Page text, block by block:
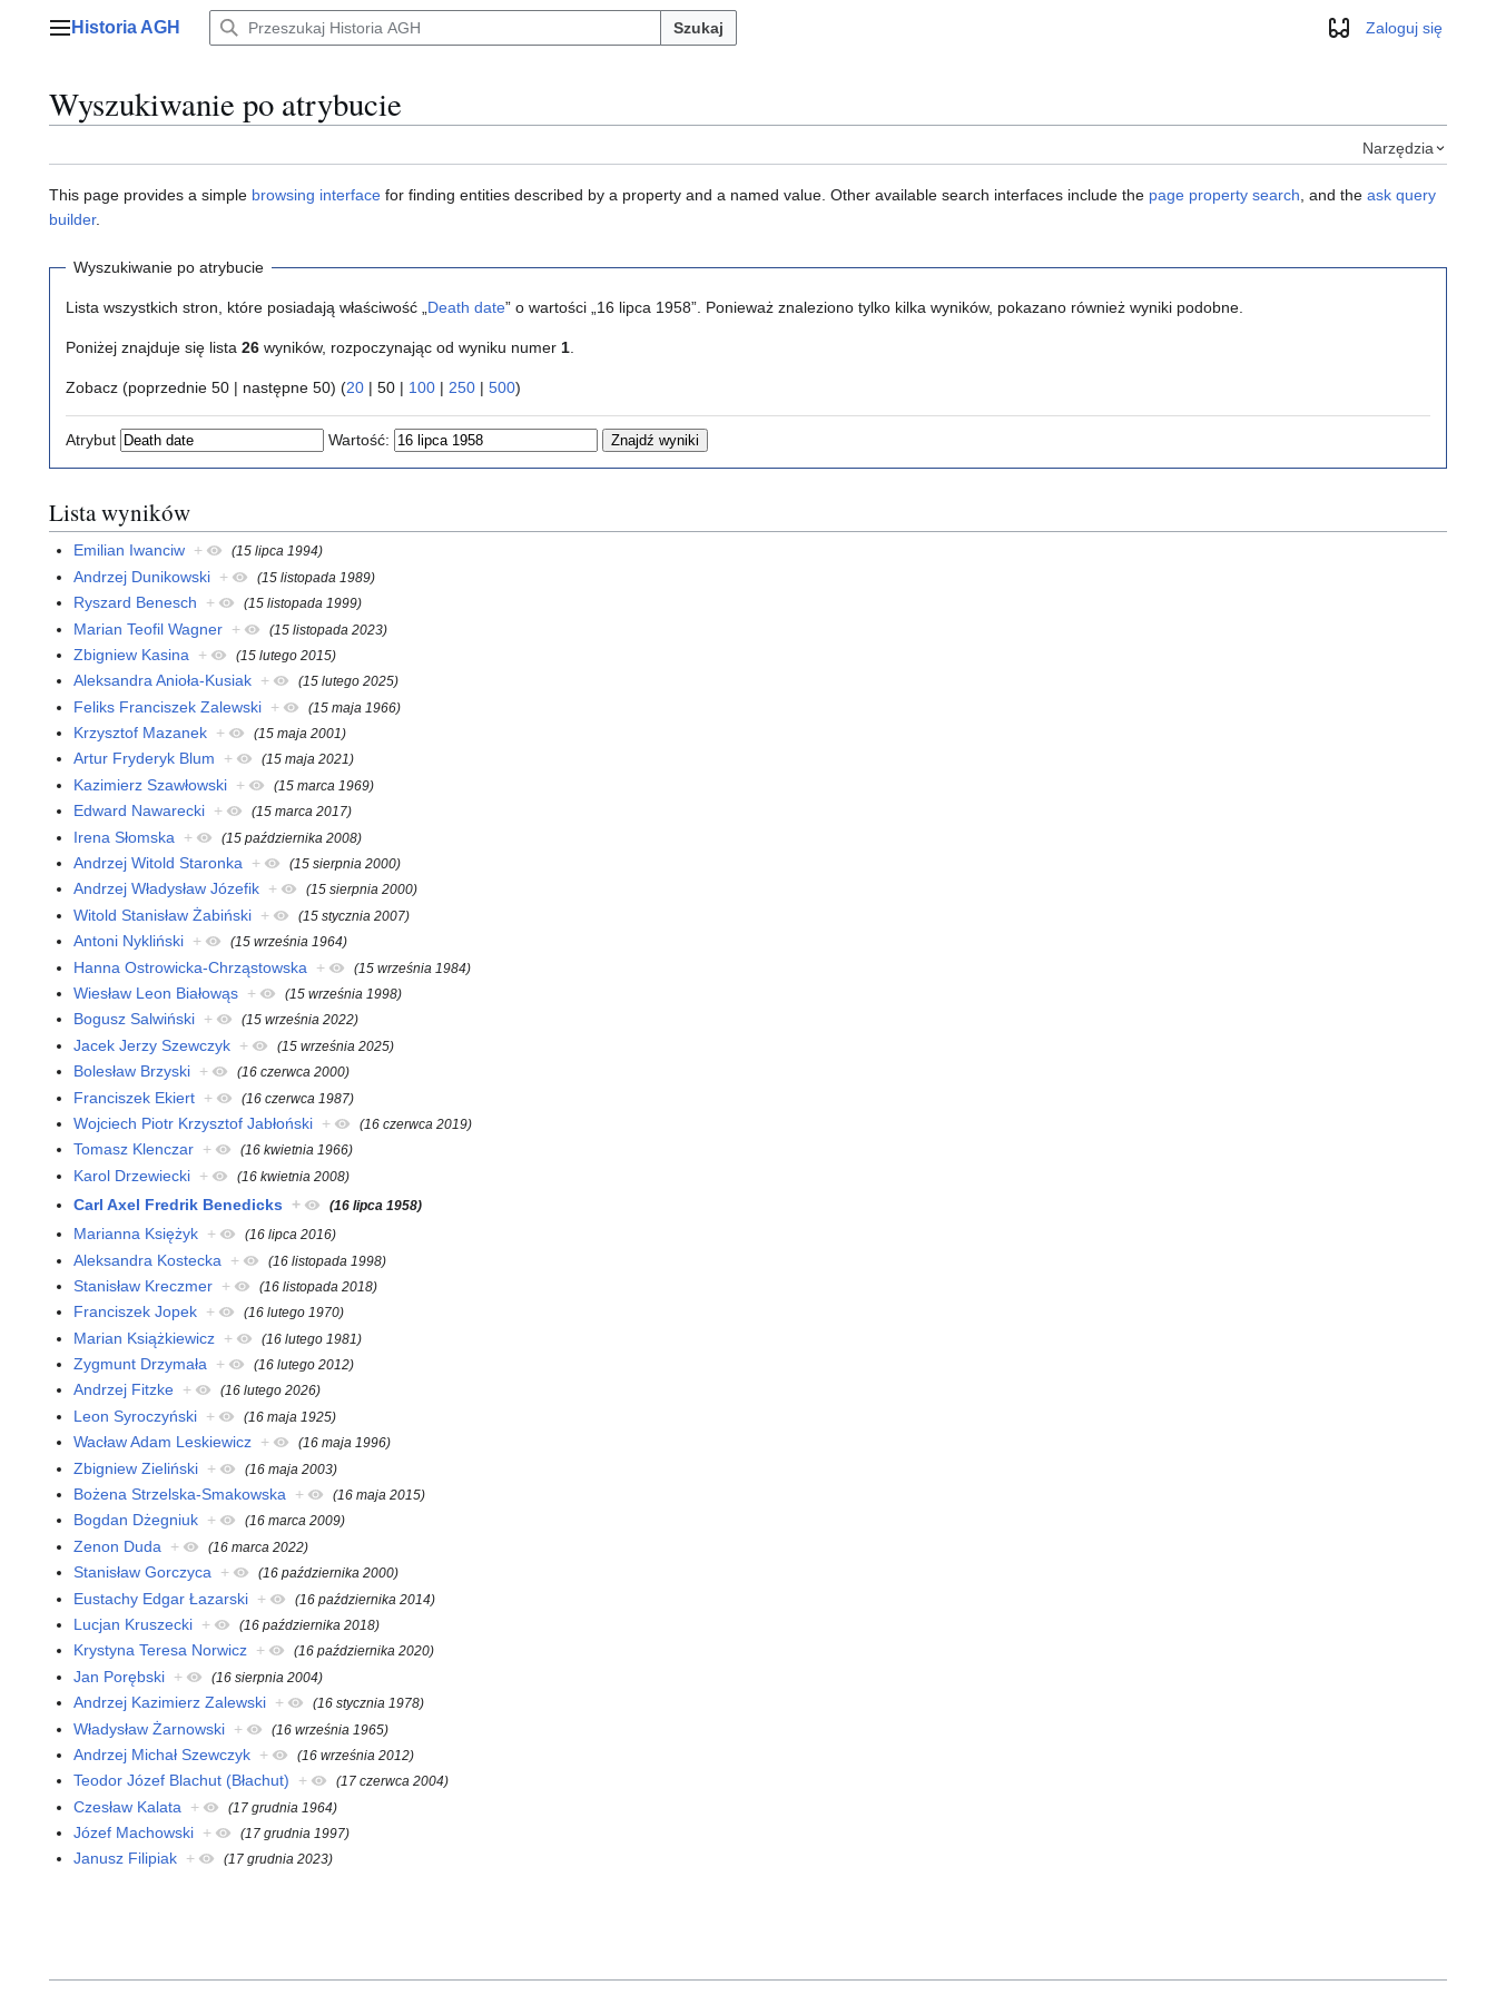
Menu główne
Historia AGH Szukaj WyglądZaloguj się
Wyszukiwanie po atrybucie
Narzędzia
This page provides a simple browsing interface for finding entities described by a property and a named value. Other available search interfaces include the page property search , and the ask query
builder.
Wyszukiwanie po atrybucie
Lista wszystkich stron, które posiadają właściwość „ Death date” o wartości „16 lipca 1958”. Ponieważ znaleziono tylko kilka wyników, pokazano również wyniki podobne.
Poniżej znajduje się lista 26 wyników, rozpoczynając od wyniku numer 1
Zobacz (poprzednie 50 | następne 50) (20 | 50 | 100 | 250 | 500)
Atrybut Wartość:
Lista wyników
Emilian Iwanciw + (15 lipca 1994)
Andrzej Dunikowski + (15 listopada 1989)
Ryszard Benesch + (15 listopada 1999)
Marian Teofil Wagner + (15 listopada 2023)
Zbigniew Kasina + (15 lutego 2015)
Aleksandra Anioła-Kusiak + (15 lutego 2025)
Feliks Franciszek Zalewski + (15 maja 1966)
Krzysztof Mazanek + (15 maja 2001)
Artur Fryderyk Blum + (15 maja 2021)
Kazimierz Szawłowski + (15 marca 1969)
Edward Nawarecki + (15 marca 2017)
Irena Słomska + (15 października 2008)
Andrzej Witold Staronka + (15 sierpnia 2000)
Andrzej Władysław Józefik + (15 sierpnia 2000)
Witold Stanisław Żabiński + (15 stycznia 2007)
Antoni Nykliński + (15 września 1964)
Hanna Ostrowicka-Chrząstowska + (15 września 1984)
Wiesław Leon Białowąs + (15 września 1998)
Bogusz Salwiński + (15 września 2022)
Jacek Jerzy Szewczyk + (15 września 2025)
Bolesław Brzyski + (16 czerwca 2000)
Franciszek Ekiert + (16 czerwca 1987)
Wojciech Piotr Krzysztof Jabłoński + (16 czerwca 2019)
Tomasz Klenczar + (16 kwietnia 1966)
Karol Drzewiecki + (16 kwietnia 2008)
Carl Axel Fredrik Benedicks + (16 lipca 1958)
Marianna Księżyk + (16 lipca 2016)
Aleksandra Kostecka + (16 listopada 1998)
Stanisław Kreczmer + (16 listopada 2018)
Franciszek Jopek + (16 lutego 1970)
Marian Książkiewicz + (16 lutego 1981)
Zygmunt Drzymała + (16 lutego 2012)
Andrzej Fitzke + (16 lutego 2026)
Leon Syroczyński + (16 maja 1925)
Wacław Adam Leskiewicz + (16 maja 1996)
Zbigniew Zieliński + (16 maja 2003)
Bożena Strzelska-Smakowska + (16 maja 2015)
Bogdan Dżegniuk + (16 marca 2009)
Zenon Duda + (16 marca 2022)
Stanisław Gorczyca + (16 października 2000)
Eustachy Edgar Łazarski + (16 października 2014)
Lucjan Kruszecki + (16 października 2018)
Krystyna Teresa Norwicz + (16 października 2020)
Jan Porębski + (16 sierpnia 2004)
Andrzej Kazimierz Zalewski + (16 stycznia 1978)
Władysław Żarnowski + (16 września 1965)
Andrzej Michał Szewczyk + (16 września 2012)
Teodor Józef Blachut (Błachut) + (17 czerwca 2004)
Czesław Kalata + (17 grudnia 1964)
Józef Machowski + (17 grudnia 1997)
Janusz Filipiak + (17 grudnia 2023)